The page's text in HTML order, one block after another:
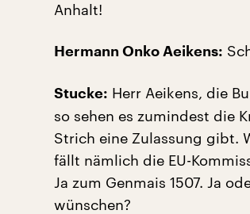
Anhalt!
Hermann Onko Aeikens:
Stucke: Herr Aeikens, die
so sehen es zumindest die
Strich eine Zulassung gibt.
fällt nämlich die EU-
Ja zum Genmais 1507. Ja
wünschen?